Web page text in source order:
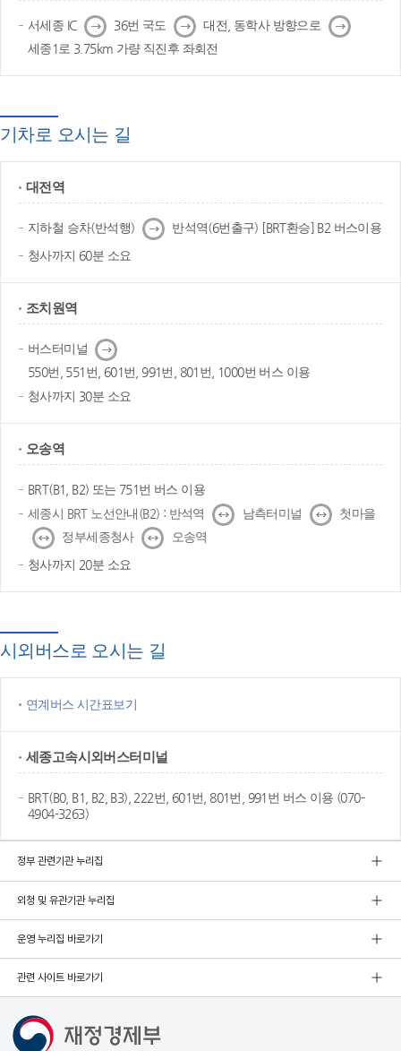
서세종 IC 다
음
36번 국도 다
음
대전, 동학사 방향으로 다
음
세종1로 3.75km 가량 직진후 좌회전
기차로 오시는 길
대전역
지하철 승차(반석행) 다
음
반석역(6번출구) [BRT환승] B2 버스이용
청사까지 60분 소요
조치원역
버스터미널 다
음
550번, 551번, 601번, 991번, 801번, 1000번 버스 이용
청사까지 30분 소요
오송역
BRT(B1, B2) 또는 751번 버스 이용
세종시 BRT 노선안내(B2) : 반석역
↔ 남측터미널 ↔
첫마을
↔
정부세종청사 ↔
오송역
청사까지 20분 소요
시외버스로 오시는 길
연계버스 시간표보기
세종고속시외버스터미널
BRT(B0, B1, B2, B3), 222번, 601번, 801번, 991번 버스 이용 (070-
4904-3263)
정부 관련기관 누리집
외청 및 유관기관 누리집
운영 누리집 바로가기
관련 사이트 바로가기